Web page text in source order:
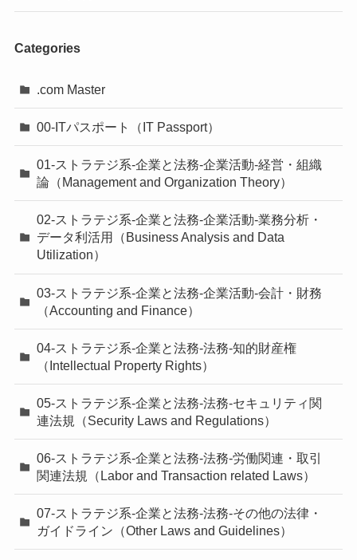
Categories
.com Master
00-ITパスポート（IT Passport）
01-ストラテジ系-企業と法務-企業活動-経営・組織
論（Management and Organization Theory）
02-ストラテジ系-企業と法務-企業活動-業務分析・
データ利活用（Business Analysis and Data
Utilization）
03-ストラテジ系-企業と法務-企業活動-会計・財務
（Accounting and Finance）
04-ストラテジ系-企業と法務-法務-知的財産権
（Intellectual Property Rights）
05-ストラテジ系-企業と法務-法務-セキュリティ関
連法規（Security Laws and Regulations）
06-ストラテジ系-企業と法務-法務-労働関連・取引
関連法規（Labor and Transaction related Laws）
07-ストラテジ系-企業と法務-法務-その他の法律・
ガイドライン（Other Laws and Guidelines）